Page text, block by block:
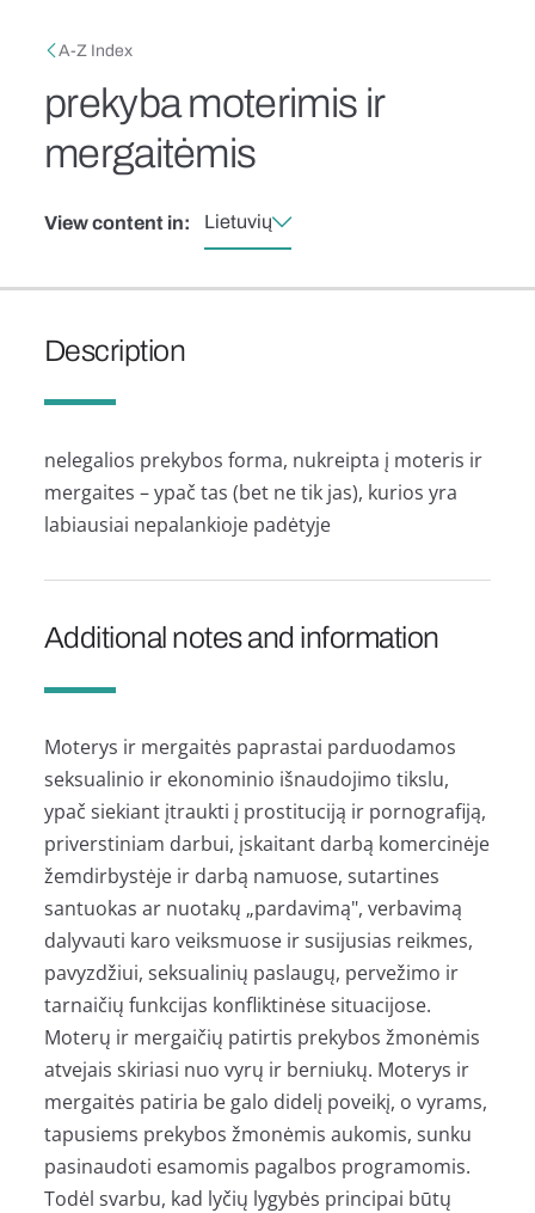
Breadcrumb
A-Z Index
prekyba moterimis ir
mergaitėmis
View content in: Lietuvių
Description
nelegalios prekybos forma, nukreipta į moteris ir
mergaites – ypač tas (bet ne tik jas), kurios yra
labiausiai nepalankioje padėtyje
Additional notes and information
Moterys ir mergaitės paprastai parduodamos
seksualinio ir ekonominio išnaudojimo tikslu,
ypač siekiant įtraukti į prostituciją ir pornografiją,
priverstiniam darbui, įskaitant darbą komercinėje
žemdirbystėje ir darbą namuose, sutartines
santuokas ar nuotakų „pardavimą", verbavimą
dalyvauti karo veiksmuose ir susijusias reikmes,
pavyzdžiui, seksualinių paslaugų, pervežimo ir
tarnaičių funkcijas konfliktinėse situacijose.
Moterų ir mergaičių patirtis prekybos žmonėmis
atvejais skiriasi nuo vyrų ir berniukų. Moterys ir
mergaitės patiria be galo didelį poveikį, o vyrams,
tapusiems prekybos žmonėmis aukomis, sunku
pasinaudoti esamomis pagalbos programomis.
Todėl svarbu, kad lyčių lygybės principai būtų